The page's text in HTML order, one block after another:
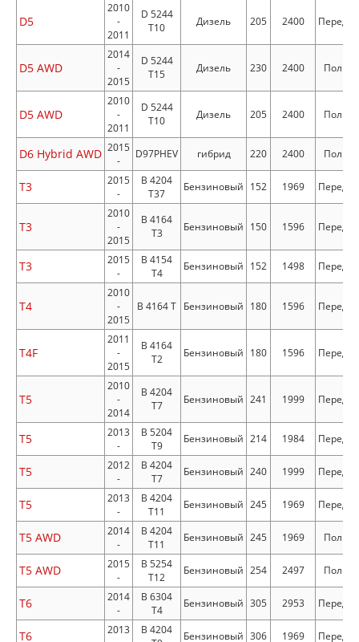
D5
2010
-
2011
D 5244
T10
Дизель 205 2400
D5 AWD
2014
-
2015
D 5244
T15
Дизель 230 2400
D5 AWD
2010
-
2011
D 5244
T10
Дизель 205 2400
D6 Hybrid AWD 2015
-
D97PHEV гибрид 220 2400
T3
2015
-
B 4204
T37
Бензиновый 152 1969
T3
2010
-
2015
B 4164
T3
Бензиновый 150 1596
T3
2015
-
B 4154
T4
Бензиновый 152 1498
T4
2010
-
2015
B 4164 T Бензиновый 180 1596
T4F
2011
-
2015
B 4164
T2
Бензиновый 180 1596
T5
2010
-
2014
B 4204
T7
Бензиновый 241 1999
T5
2013
-
B 5204
T9
Бензиновый 214 1984
T5
2012
-
B 4204
T7
Бензиновый 240 1999
T5
2013
-
B 4204
T11
Бензиновый 245 1969
T5 AWD
2014
-
B 4204
T11
Бензиновый 245 1969
T5 AWD
2015
-
B 5254
T12
Бензиновый 254 2497
T6
2014
-
B 6304
T4
Бензиновый 305 2953
T6
2013
B 4204
Бензиновый 306 1969